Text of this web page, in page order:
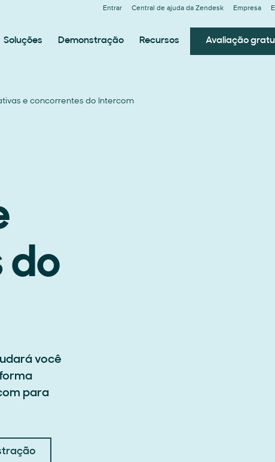
Entrar Central de ajuda da Zendesk Empresa
Soluções Demonstração Recursos Avaliação
e concorrentes do Intercom
do
você
para